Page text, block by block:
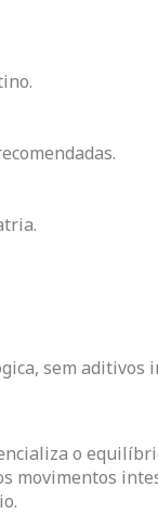
sem aditivos
o
movimentos